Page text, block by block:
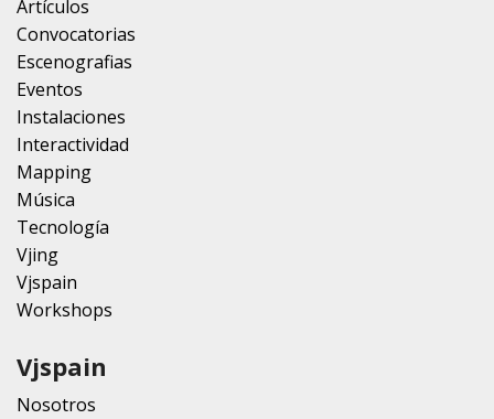
Artículos
Convocatorias
Escenografias
Eventos
Instalaciones
Interactividad
Mapping
Música
Tecnología
Vjing
Vjspain
Workshops
Vjspain
Nosotros